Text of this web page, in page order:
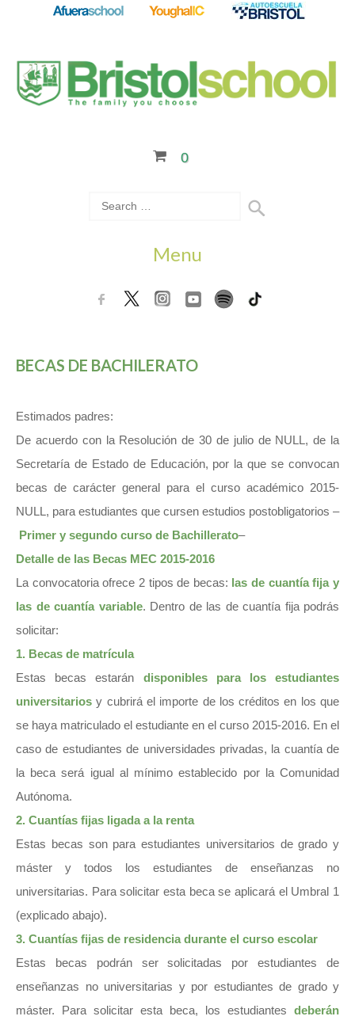
0
Menu
BECAS DE BACHILERATO
Estimados padres:
De acuerdo con la Resolución de 30 de julio de NULL, de la
Secretaría de Estado de Educación, por la que se convocan
becas de carácter general para el curso académico 2015-
NULL, para estudiantes que cursen estudios postobligatorios –
Primer y segundo curso de Bachillerato–
Detalle de las Becas MEC 2015-2016
La convocatoria ofrece 2 tipos de becas: las de cuantía fija y
las de cuantía variable. Dentro de las de cuantía fija podrás
solicitar:
1. Becas de matrícula
Estas becas estarán disponibles para los estudiantes
universitarios y cubrirá el importe de los créditos en los que
se haya matriculado el estudiante en el curso 2015-2016. En el
caso de estudiantes de universidades privadas, la cuantía de
la beca será igual al mínimo establecido por la Comunidad
Autónoma.
2. Cuantías fijas ligada a la renta
Estas becas son para estudiantes universitarios de grado y
máster y todos los estudiantes de enseñanzas no
universitarias. Para solicitar esta beca se aplicará el Umbral 1
(explicado abajo).
3. Cuantías fijas de residencia durante el curso escolar
Estas becas podrán ser solicitadas por estudiantes de
enseñanzas no universitarias y por estudiantes de grado y
máster. Para solicitar esta beca, los estudiantes deberán